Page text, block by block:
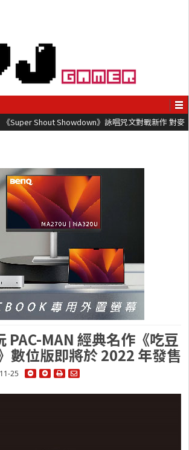
《Super Shout Showdown》詠唱咒文對戰新作 對麥
咒文越長越強
PAC-MAN 經典名作《吃豆
數位版即將於 2022 年發售
25